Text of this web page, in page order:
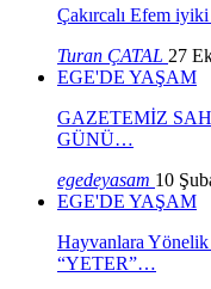
Çakırcalı Efem
Turan ÇATAL 27
EGE'DE YAŞAM
GAZETEMİZ
GÜNÜ…
egedeyasam 10
EGE'DE YAŞAM
Hayvanlara
“YETER”…